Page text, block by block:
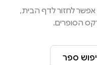
אפשר לחזור לדף הבית,
הסופרים.
ספר